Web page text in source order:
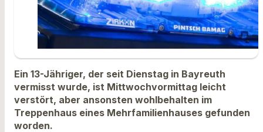
Ein 13-Jähriger, der seit Dienstag in Bayreuth
vermisst wurde, ist Mittwochvormittag leicht
verstört, aber ansonsten wohlbehalten im
Treppenhaus eines Mehrfamilienhauses gefunden
worden.